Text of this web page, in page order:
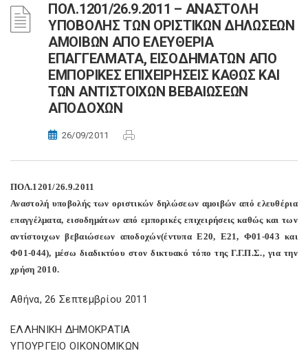
ΠΟΛ.1201/26.9.2011 – ΑΝΑΣΤΟΛΗ
ΥΠΟΒΟΛΗΣ ΤΩΝ ΟΡΙΣΤΙΚΩΝ ΔΗΛΩΣΕΩΝ
ΑΜΟΙΒΩΝ ΑΠΟ ΕΛΕΥΘΕΡΙΑ
ΕΠΑΓΓΕΛΜΑΤΑ, ΕΙΣΟΔΗΜΑΤΩΝ ΑΠΟ
ΕΜΠΟΡΙΚΕΣ ΕΠΙΧΕΙΡΗΣΕΙΣ ΚΑΘΩΣ ΚΑΙ
ΤΩΝ ΑΝΤΙΣΤΟΙΧΩΝ ΒΕΒΑΙΩΣΕΩΝ
ΑΠΟΔΟΧΩΝ
26/09/2011
ΠΟΛ.1201/26.9.2011
Αναστολή υποβολής των οριστικών δηλώσεων αμοιβών από ελευθέρια
επαγγέλματα, εισοδημάτων από εμπορικές επιχειρήσεις καθώς και των
αντίστοιχων βεβαιώσεων αποδοχών(έντυπα Ε20, Ε21, Φ01-043 και
Φ01-044), μέσω διαδικτύου στον δικτυακό τόπο της Γ.Γ.Π.Σ., για την
χρήση 2010.
Αθήνα, 26 Σεπτεμβρίου 2011
ΕΛΛΗΝΙΚΗ ΔΗΜΟΚΡΑΤΙΑ
ΥΠΟΥΡΓΕΙΟ ΟΙΚΟΝΟΜΙΚΩΝ